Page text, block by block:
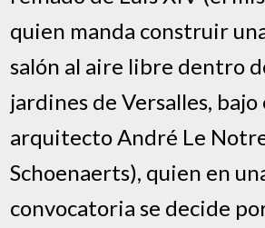
quien manda construir
salón al aire libre dentro
jardines de Versalles,
arquitecto André Le
Schoenaerts), quien en
convocatoria se decide